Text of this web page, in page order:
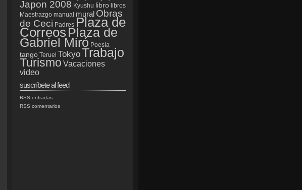
Japon 2008 Kyushu libro libros
Maestrazgo manual mural Obras
de Ceci Padres Plaza de
Correos Plaza de
Gabriel Miró Poesía
tango Teruel TokyoTrabajo
Turismo Vacaciones
video
suscríbete al feed
RSS entradas
RSS comentarios